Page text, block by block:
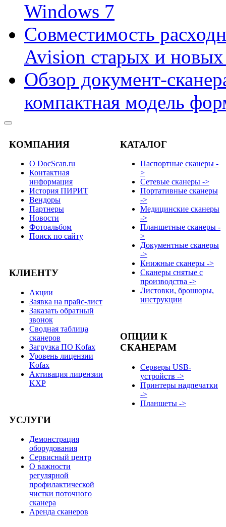
Windows 7
Совместимость
Avision старых и новых
Обзор документ-
компактная модель
КОМПАНИЯ
О DocScan.ru
Контактная
информация
История ПИРИТ
Вендоры
Партнеры
Новости
Фотоальбом
Поиск по сайту
КЛИЕНТУ
Акции
Заявка на прайс-лист
Заказать обратный
звонок
Сводная таблица
сканеров
Загрузка ПО Kofax
Уровень лицензии
Kofax
Активация лицензии
KXP
УСЛУГИ
Демонстрация
оборудования
Сервисный центр
О важности
регулярной
профилактической
чистки поточного
сканера
Аренда сканеров
КАТАЛОГ
Паспортные сканеры -
>
Сетевые сканеры ->
Портативные сканеры
->
Медицинские сканеры
->
Планшетные сканеры -
>
Документные сканеры
->
Книжные сканеры ->
Сканеры снятые с
производства ->
Листовки, брошюры,
инструкции
ОПЦИИ К
СКАНЕРАМ
Серверы USB-
устройств ->
Принтеры надпечатки
->
Планшеты ->